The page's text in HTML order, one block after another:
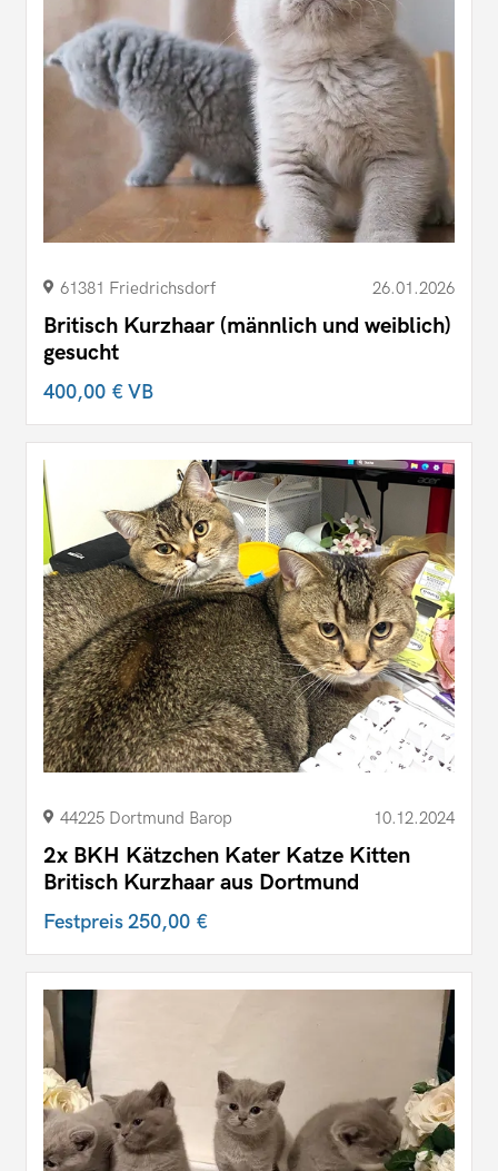
61381 Friedrichsdorf 26.01.2026
Britisch Kurzhaar (männlich und weiblich)
gesucht
400,00 €VB
44225 Dortmund Barop 10.12.2024
2x BKH Kätzchen Kater Katze Kitten
Britisch Kurzhaar aus Dortmund
Festpreis250,00 €